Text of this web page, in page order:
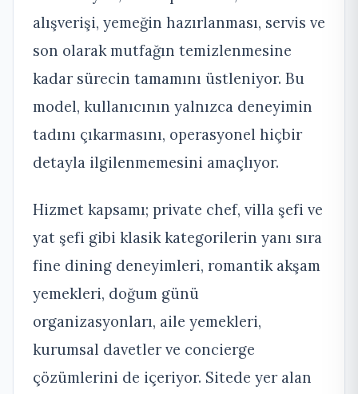
alışverişi, yemeğin hazırlanması, servis ve
son olarak mutfağın temizlenmesine
kadar sürecin tamamını üstleniyor. Bu
model, kullanıcının yalnızca deneyimin
tadını çıkarmasını, operasyonel hiçbir
detayla ilgilenmemesini amaçlıyor.
Hizmet kapsamı; private chef, villa şefi ve
yat şefi gibi klasik kategorilerin yanı sıra
fine dining deneyimleri, romantik akşam
yemekleri, doğum günü
organizasyonları, aile yemekleri,
kurumsal davetler ve concierge
çözümlerini de içeriyor. Sitede yer alan